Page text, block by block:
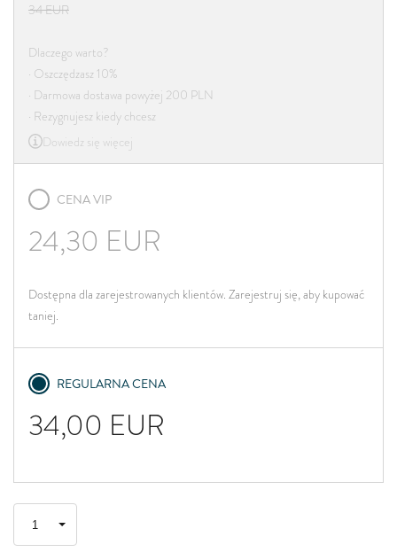
34EUR
Dlaczego warto?
· Oszczędzasz 10%
· Darmowa dostawa powyżej 200 PLN
· Rezygnujesz kiedy chcesz
Dowiedz się więcej
CENA VIP
24,30 EUR
Dostępna dla zarejestrowanych klientów. Zarejestruj się, aby kupować
taniej.
REGULARNA CENA
34,00 EUR